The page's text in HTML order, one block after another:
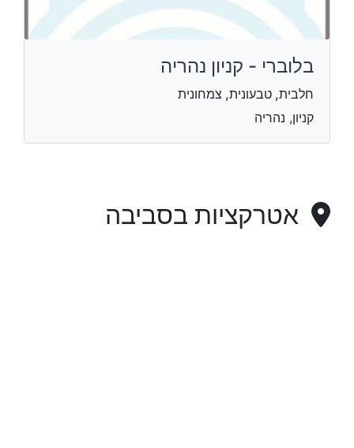
בלוברי - קניון נהריה
חלבית, טבעונית, צמחונית
קניון, נהריה
אטרקציות בסביבה